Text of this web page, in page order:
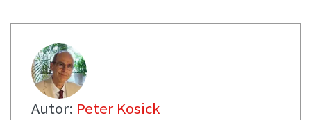
Autor: Peter Kosick